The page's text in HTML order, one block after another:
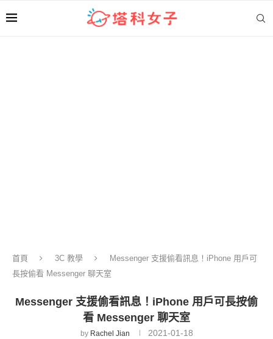
首頁 3C 教學
Messenger 支援偷看訊息！iPhone 用戶可
長按偷看 Messenger 聊天室
Messenger 支援偷看訊息！iPhone 用戶可長按偷
看 Messenger 聊天室
by Rachel Jian 2021-01-18